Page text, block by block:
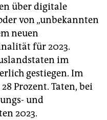
über digitale
von „unbekannten
neuen
für 2023.
im
gestiegen. Im
Prozent. Taten, bei
und
2023.